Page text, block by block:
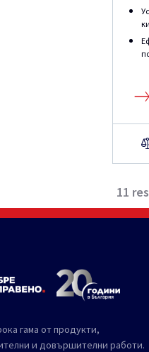
11
гама от продукти,
и довършителни работи.